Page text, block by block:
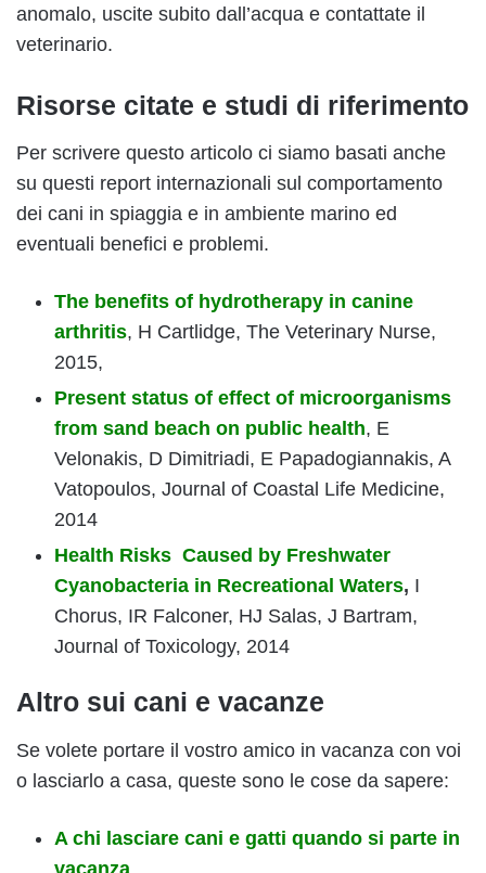
anomalo, uscite subito dall’acqua e contattate il
veterinario.
Risorse citate e studi di riferimento
Per scrivere questo articolo ci siamo basati anche
su questi report internazionali sul comportamento
dei cani in spiaggia e in ambiente marino ed
eventuali benefici e problemi.
The benefits of hydrotherapy in canine
arthritis, H Cartlidge, The Veterinary Nurse,
2015,
Present status of effect of microorganisms
from sand beach on public health, E
Velonakis, D Dimitriadi, E Papadogiannakis, A
Vatopoulos, Journal of Coastal Life Medicine,
2014
Health Risks Caused by Freshwater
Cyanobacteria in Recreational Waters, I
Chorus, IR Falconer, HJ Salas, J Bartram,
Journal of Toxicology, 2014
Altro sui cani e vacanze
Se volete portare il vostro amico in vacanza con voi
o lasciarlo a casa, queste sono le cose da sapere:
A chi lasciare cani e gatti quando si parte in
vacanza